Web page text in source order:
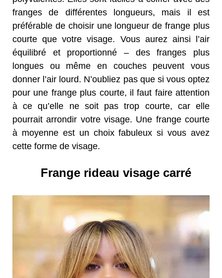
franges de différentes longueurs, mais il est
préférable de choisir une longueur de frange plus
courte que votre visage. Vous aurez ainsi l’air
équilibré et proportionné – des franges plus
longues ou même en couches peuvent vous
donner l’air lourd. N’oubliez pas que si vous optez
pour une frange plus courte, il faut faire attention
à ce qu’elle ne soit pas trop courte, car elle
pourrait arrondir votre visage. Une frange courte
à moyenne est un choix fabuleux si vous avez
cette forme de visage.
Frange rideau visage carré